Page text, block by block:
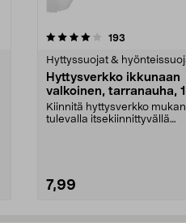
193
Hyttyssuojat &
Hyttysverkko ikkunaan
valkoinen, tarranauha,
150 cm
Kiinnitä hyttysverkko
tulevalla itsekiinnittyvällä
7,99
0.0 viidestä